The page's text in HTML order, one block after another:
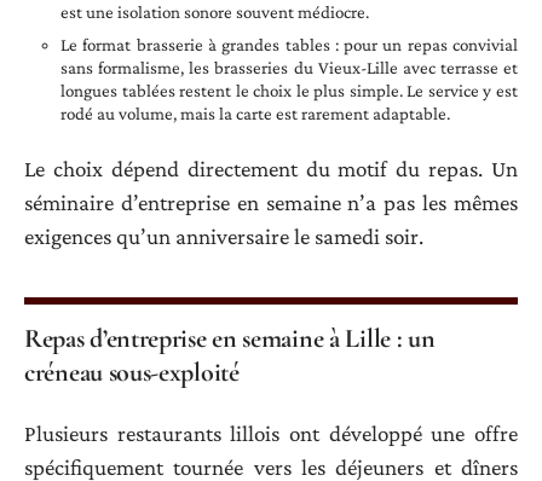
est une isolation sonore souvent médiocre.
Le format brasserie à grandes tables : pour un repas convivial
sans formalisme, les brasseries du Vieux-Lille avec terrasse et
longues tablées restent le choix le plus simple. Le service y est
rodé au volume, mais la carte est rarement adaptable.
Le choix dépend directement du motif du repas. Un
séminaire d’entreprise en semaine n’a pas les mêmes
exigences qu’un anniversaire le samedi soir.
Repas d’entreprise en semaine à Lille : un
créneau sous-exploité
Plusieurs restaurants lillois ont développé une offre
spécifiquement tournée vers les déjeuners et dîners